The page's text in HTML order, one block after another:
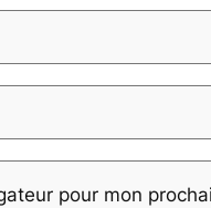
pour mon